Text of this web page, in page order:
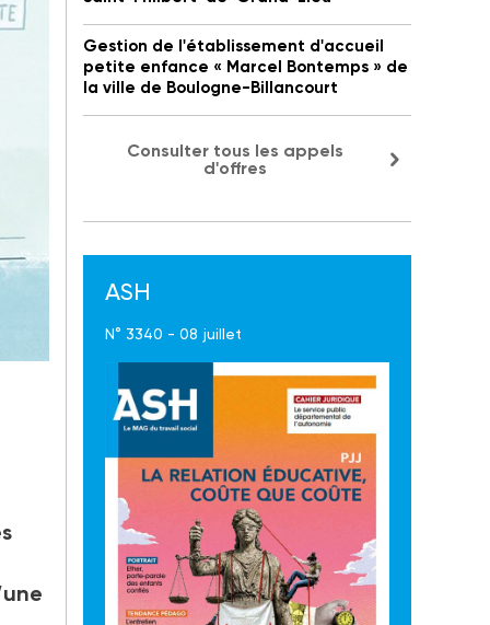
Gestion de l'établissement d'accueil
petite enfance « Marcel Bontemps » de
la ville de Boulogne-Billancourt
Consulter tous les appels
d'offres
ASH
N° 3340 - 08 juillet